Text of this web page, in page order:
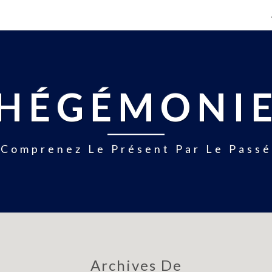
Comprenez Le Présent Par Le Passé
Archives De